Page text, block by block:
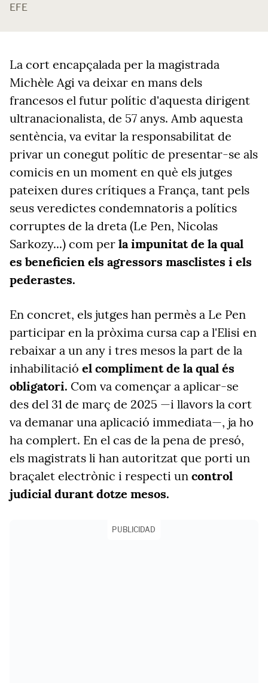
EFE
La cort encapçalada per la magistrada
Michèle Agi va deixar en mans dels
francesos el futur polític d'aquesta dirigent
ultranacionalista, de 57 anys. Amb aquesta
sentència, va evitar la responsabilitat de
privar un conegut polític de presentar-se als
comicis en un moment en què els jutges
pateixen dures crítiques a França, tant pels
seus veredictes condemnatoris a polítics
corruptes de la dreta (Le Pen, Nicolas
Sarkozy...) com per la impunitat de la qual
es beneficien els agressors masclistes i els
pederastes.
En concret, els jutges han permès a Le Pen
participar en la pròxima cursa cap a l'Elisi en
rebaixar a un any i tres mesos la part de la
inhabilitació el compliment de la qual és
obligatori. Com va començar a aplicar-se
des del 31 de març de 2025 —i llavors la cort
va demanar una aplicació immediata—, ja ho
ha complert. En el cas de la pena de presó,
els magistrats li han autoritzat que porti un
braçalet electrònic i respecti un control
judicial durant dotze mesos.
PUBLICIDAD